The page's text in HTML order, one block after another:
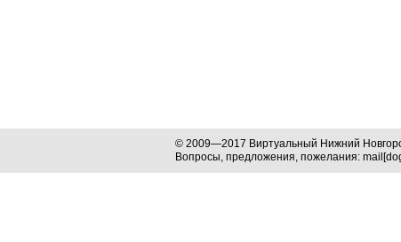
© 2009—2017 Виртуальный Нижний
Вопросы, предложения, пожелания: